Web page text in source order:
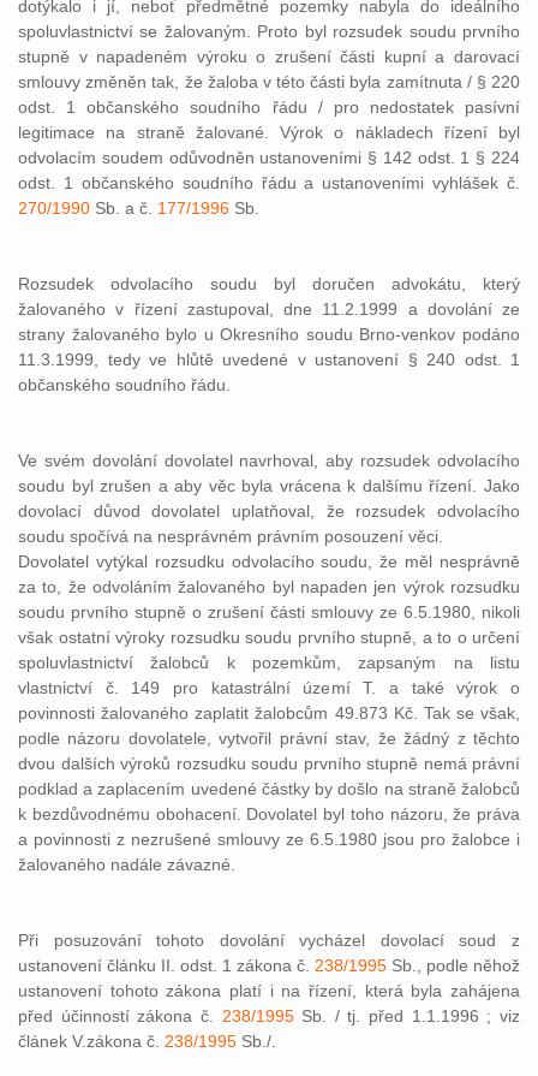
dotýkalo i jí, neboť předmětné pozemky nabyla do ideálního
spoluvlastnictví se žalovaným. Proto byl rozsudek soudu prvního
stupně v napadeném výroku o zrušení části kupní a darovací
smlouvy změněn tak, že žaloba v této části byla zamítnuta / § 220
odst. 1 občanského soudního řádu / pro nedostatek pasívní
legitimace na straně žalované. Výrok o nákladech řízení byl
odvolacím soudem odůvodněn ustanoveními § 142 odst. 1 § 224
odst. 1 občanského soudního řádu a ustanoveními vyhlášek č.
270/1990 Sb. a č. 177/1996 Sb.
Rozsudek odvolacího soudu byl doručen advokátu, který
žalovaného v řízení zastupoval, dne 11.2.1999 a dovolání ze
strany žalovaného bylo u Okresního soudu Brno-venkov podáno
11.3.1999, tedy ve hlůtě uvedené v ustanovení § 240 odst. 1
občanského soudního řádu.
Ve svém dovolání dovolatel navrhoval, aby rozsudek odvolacího
soudu byl zrušen a aby věc byla vrácena k dalšímu řízení. Jako
dovolací důvod dovolatel uplatňoval, že rozsudek odvolacího
soudu spočívá na nesprávném právním posouzení věci.
Dovolatel vytýkal rozsudku odvolacího soudu, že měl nesprávně
za to, že odvoláním žalovaného byl napaden jen výrok rozsudku
soudu prvního stupně o zrušení části smlouvy ze 6.5.1980, nikoli
však ostatní výroky rozsudku soudu prvního stupně, a to o určení
spoluvlastnictví žalobců k pozemkům, zapsaným na listu
vlastnictví č. 149 pro katastrální území T. a také výrok o
povinnosti žalovaného zaplatit žalobcům 49.873 Kč. Tak se však,
podle názoru dovolatele, vytvořil právní stav, že žádný z těchto
dvou dalších výroků rozsudku soudu prvního stupně nemá právní
podklad a zaplacením uvedené částky by došlo na straně žalobců
k bezdůvodnému obohacení. Dovolatel byl toho názoru, že práva
a povinnosti z nezrušené smlouvy ze 6.5.1980 jsou pro žalobce i
žalovaného nadále závazné.
Při posuzování tohoto dovolání vycházel dovolací soud z
ustanovení článku II. odst. 1 zákona č. 238/1995 Sb., podle něhož
ustanovení tohoto zákona platí i na řízení, která byla zahájena
před účinností zákona č. 238/1995Sb. / tj. před 1.1.1996 ; viz
článek V.zákona č. 238/1995 Sb./.